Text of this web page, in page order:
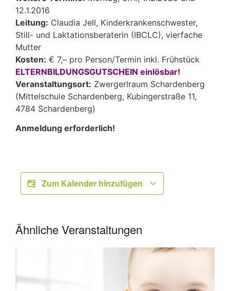
12.1.2016
Leitung: Claudia Jell, Kinderkrankenschwester,
Still- und Laktationsberaterin (IBCLC), vierfache
Mutter
Kosten: € 7,– pro Person/Termin inkl. Frühstück
ELTERNBILDUNGSGUTSCHEIN einlösbar!
Veranstaltungsort: Zwergerlraum Schardenberg
(Mittelschule Schardenberg, Kubingerstraße 11,
4784 Schardenberg)
Anmeldung erforderlich!
Zum Kalender hinzufügen
Ähnliche Veranstaltungen